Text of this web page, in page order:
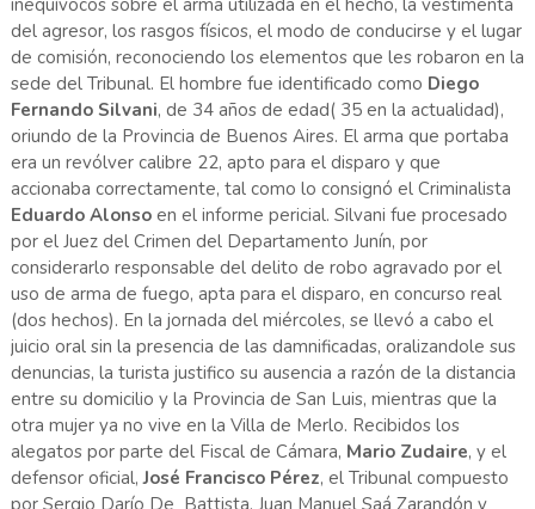
del agresor, los rasgos físicos, el modo de conducirse y el lugar
de comisión, reconociendo los elementos que les robaron en la
sede del Tribunal. El hombre fue identificado como Diego
Fernando Silvani, de 34 años de edad( 35 en la actualidad),
oriundo de la Provincia de Buenos Aires. El arma que portaba
era un revólver calibre 22, apto para el disparo y que
accionaba correctamente, tal como lo consignó el Criminalista
Eduardo Alonso en el informe pericial. Silvani fue procesado
por el Juez del Crimen del Departamento Junín, por
considerarlo responsable del delito de robo agravado por el
uso de arma de fuego, apta para el disparo, en concurso real
(dos hechos). En la jornada del miércoles, se llevó a cabo el
juicio oral sin la presencia de las damnificadas, oralizandole sus
denuncias, la turista justifico su ausencia a razón de la distancia
entre su domicilio y la Provincia de San Luis, mientras que la
otra mujer ya no vive en la Villa de Merlo. Recibidos los
alegatos por parte del Fiscal de Cámara, Mario Zudaire, y el
defensor oficial,José Francisco Pérez, el Tribunal compuesto
por Sergio Darío De Battista, Juan Manuel Saá Zarandón y